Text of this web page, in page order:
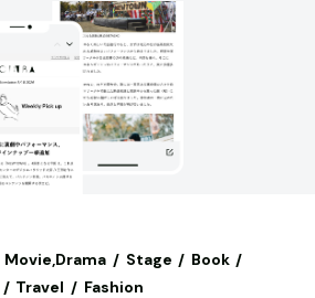
Movie,Drama Stage
Book
Travel Fashion